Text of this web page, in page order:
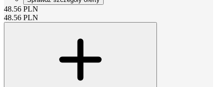
48.56 PLN
48.56 PLN